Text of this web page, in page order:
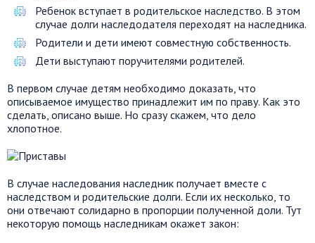
Ребенок вступает в родительское наследство. В этом
случае долги наследодателя переходят на наследника.
Родители и дети имеют совместную собственность.
Дети выступают поручителями родителей.
В первом случае детям необходимо доказать, что
описываемое имущество принадлежит им по праву. Как это
сделать, описано выше. Но сразу скажем, что дело
хлопотное.
В случае наследования наследник получает вместе с
наследством и родительские долги. Если их несколько, то
они отвечают солидарно в пропорции полученной доли. Тут
некоторую помощь наследникам окажет закон: